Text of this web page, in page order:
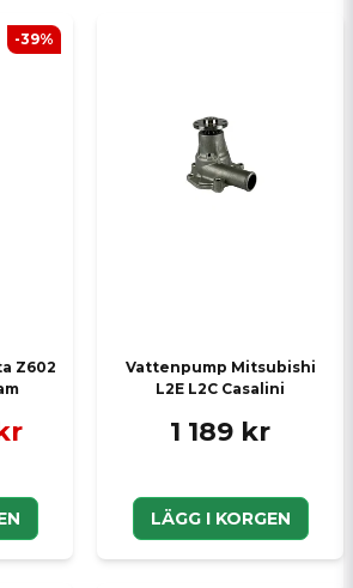
Z602
-39%
Vattenpump Mitsubishi
L2E L2C Casalini
1 189 kr
LÄGG I KORGEN
ta reda på var denna är